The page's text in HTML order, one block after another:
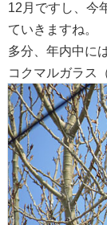
12月ですし、今
ていきますね。
多分、年内中に
コクマルガラス